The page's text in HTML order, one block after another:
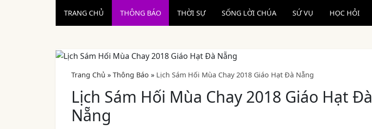
TRANG CHỦ THÔNG BÁO THỜI SỰ SỐNG LỜI CHÚA SỨ VỤ HỌC HỎI
Trang Chủ » Thông Báo » Lịch Sám Hối Mùa Chay 2018 Giáo Hạt Đà Nẵng
Lịch Sám Hối Mùa Chay 2018 Giáo Hạt Đà
Nẵng